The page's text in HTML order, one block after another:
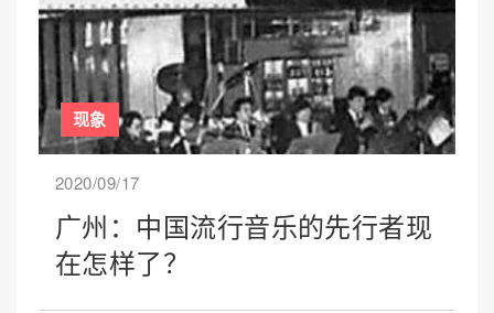
现象
2020/09/17
广州：中国流行音乐的先行者现
在怎样了？